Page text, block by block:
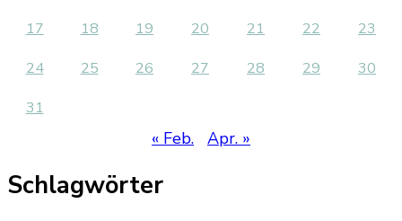
17
18 19 20 21 22
23
24
25 26 27 28 29
30
31
« Feb. Apr. »
Schlagwörter